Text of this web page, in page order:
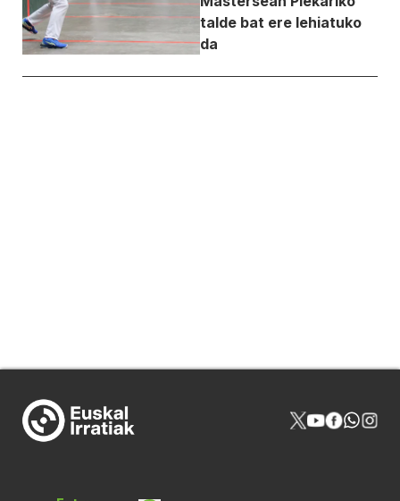
talde bat ere lehiatuko
da
NOR GIRA